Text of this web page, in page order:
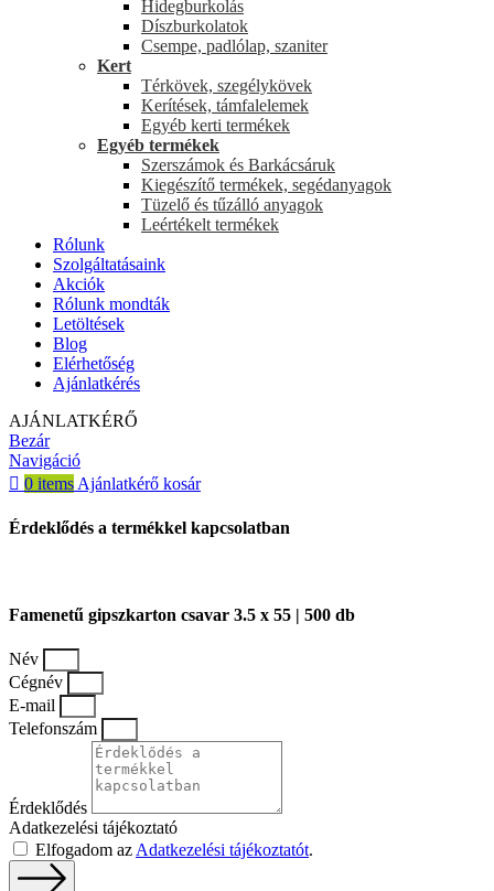
Hidegburkolás
Díszburkolatok
Csempe, padlólap, szaniter
Kert
Térkövek, szegélykövek
Kerítések, támfalelemek
Egyéb kerti termékek
Egyéb termékek
Szerszámok és Barkácsáruk
Kiegészítő termékek, segédanyagok
Tüzelő és tűzálló anyagok
Leértékelt termékek
Rólunk
Szolgáltatásaink
Akciók
Rólunk mondták
Letöltések
Blog
Elérhetőség
Ajánlatkérés
AJÁNLATKÉRŐ
Bezár
Navigáció
0 items Ajánlatkérő kosár
Érdeklődés a termékkel kapcsolatban
Famenetű gipszkarton csavar 3.5 x 55 | 500 db
Név
Cégnév
E-mail
Telefonszám
Érdeklődés
Adatkezelési tájékoztató
Elfogadom az Adatkezelési tájékoztatót.